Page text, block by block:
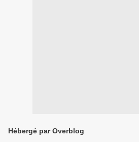
Hébergé par Overblog